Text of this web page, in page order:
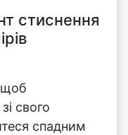
свого
спадним
з
Тепер ви
ви хочете